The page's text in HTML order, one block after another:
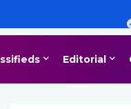
Editorial